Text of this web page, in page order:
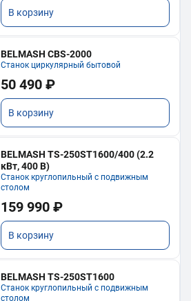
В корзину
BELMASH CBS-2000
Станок циркулярный бытовой
50 490 ₽
В корзину
BELMASH TS-250ST1600/400 (2.2
кВт, 400 В)
Станок круглопильный с подвижным
столом
159 990 ₽
В корзину
BELMASH TS-250ST1600
Станок круглопильный с подвижным
столом